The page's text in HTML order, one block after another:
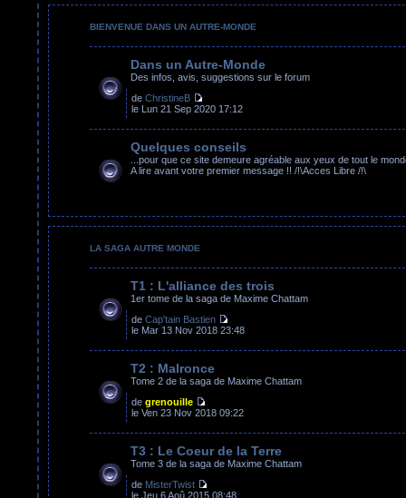
BIENVENUE DANS UN AUTRE-MONDE
Dans un Autre-Monde
Des infos, avis, suggestions sur le forum
de ChristineB
le Lun 21 Sep 2020 17:12
Quelques conseils
...pour que ce site demeure agréable aux yeux de tout le
A lire avant votre premier message !! /!\Acces Libre /!\
LA SAGA AUTRE MONDE
T1 : L'alliance des trois
1er tome de la saga de Maxime Chattam
de Cap'tain Bastien
le Mar 13 Nov 2018 23:48
T2 : Malronce
Tome 2 de la saga de Maxime Chattam
de grenouille
le Ven 23 Nov 2018 09:22
T3 : Le Coeur de la Terre
Tome 3 de la saga de Maxime Chattam
de MisterTwist
le Jeu 6 Aoû 2015 08:48